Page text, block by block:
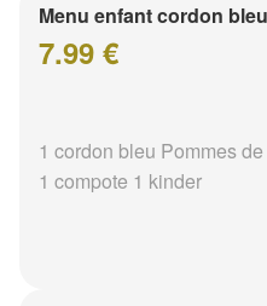
Menu enfant cordon bleu
7.99 €
1 cordon bleu Pommes
1 compote 1 kinder